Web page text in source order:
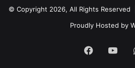
© Copyright 2026, All Rights Reserved
Proudly Hosted by
Facebook